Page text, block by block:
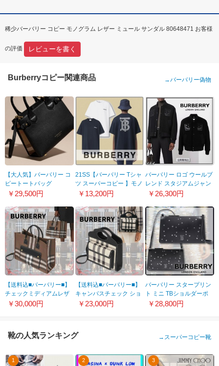
稀少バーバリー コピー モノグラム レザー ミュール サンダル 80648471 お客様
の評価 レビューを書く
Burberryコピー関連商品 →バーバリー偽物
【大人気】バーバリー コ
ピートートバッグ
40237001
￥29,500円
21SS【バーバリー Tシャ
ツ スーパーコピー 】モノ
グラムモチーフ オーバー
￥13,200円
バーバリー ロゴ ウールブ
レンド スタジアムジャン
パー 偽物 人気21112210
￥26,300円
【送料込■バーバリー■】
チェックミディアムレザ
ートートバッグ スーパー
￥30,000円
【送料込■バーバリー■】
キャンバスチェック ショ
ルダーバッグ 80522871
￥23,000円
バーバリー スタープリン
ト ミニ TBショルダーポ
ーチ 偽物 80606471
￥28,800円
靴の人気ランキング → スーパーコピー靴
1 2 3